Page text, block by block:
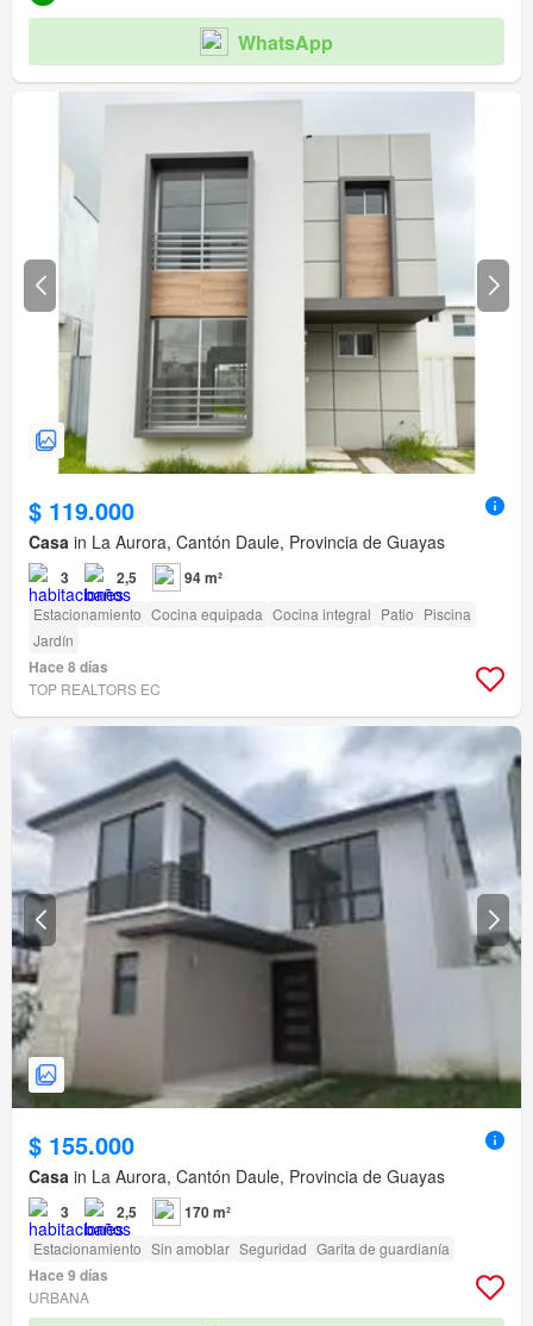
WhatsApp
$ 119.000
Casa in La Aurora, Cantón Daule, Provincia de Guayas
3 2,5 94 m²
Estacionamiento Cocina equipada Cocina integral Patio Piscina
Jardín
Hace 8 días
TOP REALTORS EC
$ 155.000
Casa in La Aurora, Cantón Daule, Provincia de Guayas
3 2,5 170 m²
Estacionamiento Sin amoblar Seguridad Garita de guardianía
Hace 9 días
URBANA